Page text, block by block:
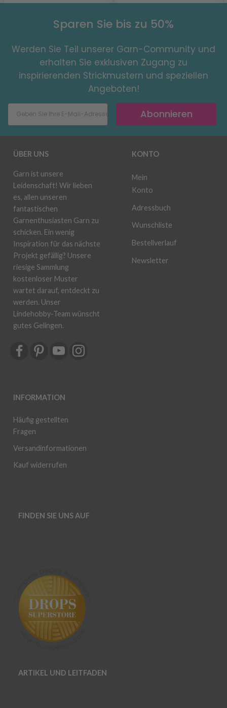
Sparen Sie bis zu 50%
Werden Sie Teil unserer Garn-Community und
erhalten Sie exklusiven Zugang zu
inspirierenden Strickmustern und speziellen
Angeboten!
Abonnieren
ÜBER UNS
Garn ist unsere
Leidenschaft! Wir lieben
es, allen unseren
fantastischen
Garnenthusiasten Garn zu
schicken. Ein wenig
Inspiration für das nächste
Projekt gefällig? Unsere
riesige Sammlung
kostenloser Muster
wartet darauf, entdeckt zu
werden. Unser
Lindehobby-Team wünscht
gutes Gelingen.
INFORMATION
Häufig gestellten
Fragen
Versandinformationen
Kauf widerrufen
KONTO
Mein
Konto
Adressbuch
Wunschliste
Bestellverlauf
Newsletter
FINDEN SIE UNS AUF
ARTIKEL UND LEITFADEN